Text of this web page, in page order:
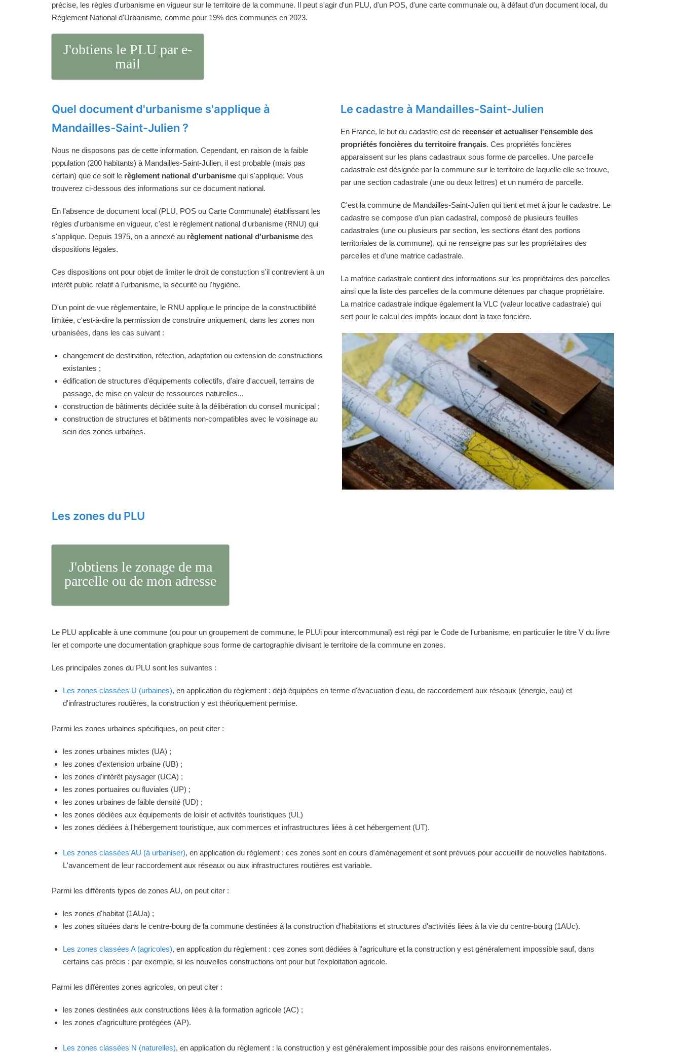
précise, les règles d'urbanisme en vigueur sur le territoire de la commune. Il peut s'agir d'un PLU, d'un POS, d'une carte communale ou, à défaut d'un document local, du
Règlement National d'Urbanisme, comme pour 19% des communes en 2023.
J'obtiens le PLU par e-
mail
Quel document d'urbanisme s'applique à
Mandailles-Saint-Julien ?
Nous ne disposons pas de cette information. Cependant, en raison de la faible
population (200 habitants) à Mandailles-Saint-Julien, il est probable (mais pas
certain) que ce soit le règlement national d'urbanisme qui s'applique. Vous
trouverez ci-dessous des informations sur ce document national.
En l'absence de document local (PLU, POS ou Carte Communale) établissant les
règles d'urbanisme en vigueur, c'est le règlement national d'urbanisme (RNU) qui
s'applique. Depuis 1975, on a annexé au règlement national d'urbanisme des
dispositions légales.
Ces dispositions ont pour objet de limiter le droit de constuction s'il contrevient à un
intérêt public relatif à l'urbanisme, la sécurité ou l'hygiène.
D'un point de vue règlementaire, le RNU applique le principe de la constructibilité
limitée, c'est-à-dire la permission de construire uniquement, dans les zones non
urbanisées, dans les cas suivant :
changement de destination, réfection, adaptation ou extension de constructions
existantes ;
édification de structures d'équipements collectifs, d'aire d'accueil, terrains de
passage, de mise en valeur de ressources naturelles...
construction de bâtiments décidée suite à la délibération du conseil municipal ;
construction de structures et bâtiments non-compatibles avec le voisinage au
sein des zones urbaines.
Le cadastre à Mandailles-Saint-Julien
En France, le but du cadastre est de recenser et actualiser l'ensemble des
propriétés foncières du territoire français. Ces propriétés foncières
apparaissent sur les plans cadastraux sous forme de parcelles. Une parcelle
cadastrale est désignée par la commune sur le territoire de laquelle elle se trouve,
par une section cadastrale (une ou deux lettres) et un numéro de parcelle.
C'est la commune de Mandailles-Saint-Julien qui tient et met à jour le cadastre. Le
cadastre se compose d'un plan cadastral, composé de plusieurs feuilles
cadastrales (une ou plusieurs par section, les sections étant des portions
territoriales de la commune), qui ne renseigne pas sur les propriétaires des
parcelles et d'une matrice cadastrale.
La matrice cadastrale contient des informations sur les propriétaires des parcelles
ainsi que la liste des parcelles de la commune détenues par chaque propriétaire.
La matrice cadastrale indique également la VLC (valeur locative cadastrale) qui
sert pour le calcul des impôts locaux dont la taxe foncière.
Les zones du PLU
J'obtiens le zonage de ma
parcelle ou de mon adresse
Le PLU applicable à une commune (ou pour un groupement de commune, le PLUi pour intercommunal) est régi par le Code de l'urbanisme, en particulier le titre V du livre
Ier et comporte une documentation graphique sous forme de cartographie divisant le territoire de la commune en zones.
Les principales zones du PLU sont les suivantes :
Les zones classées U (urbaines), en application du règlement : déjà équipées en terme d'évacuation d'eau, de raccordement aux réseaux (énergie, eau) et
d'infrastructures routières, la construction y est théoriquement permise.
Parmi les zones urbaines spécifiques, on peut citer :
les zones urbaines mixtes (UA) ;
les zones d'extension urbaine (UB) ;
les zones d'intérêt paysager (UCA) ;
les zones portuaires ou fluviales (UP) ;
les zones urbaines de faible densité (UD) ;
les zones dédiées aux équipements de loisir et activités touristiques (UL)
les zones dédiées à l'hébergement touristique, aux commerces et infrastructures liées à cet hébergement (UT).
Les zones classées AU (à urbaniser), en application du règlement : ces zones sont en cours d'aménagement et sont prévues pour accueillir de nouvelles habitations.
L'avancement de leur raccordement aux réseaux ou aux infrastructures routières est variable.
Parmi les différents types de zones AU, on peut citer :
les zones d'habitat (1AUa) ;
les zones situées dans le centre-bourg de la commune destinées à la construction d'habitations et structures d'activités liées à la vie du centre-bourg (1AUc).
Les zones classées A (agricoles), en application du règlement : ces zones sont dédiées à l'agriculture et la construction y est généralement impossible sauf, dans
certains cas précis : par exemple, si les nouvelles constructions ont pour but l'exploitation agricole.
Parmi les différentes zones agricoles, on peut citer :
les zones destinées aux constructions liées à la formation agricole (AC) ;
les zones d'agriculture protégées (AP).
Les zones classées N (naturelles), en application du règlement : la construction y est généralement impossible pour des raisons environnementales.